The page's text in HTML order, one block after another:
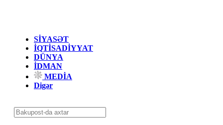
SİYASƏT
İQTİSADİYYAT
DÜNYA
İDMAN
MEDİA
Digər